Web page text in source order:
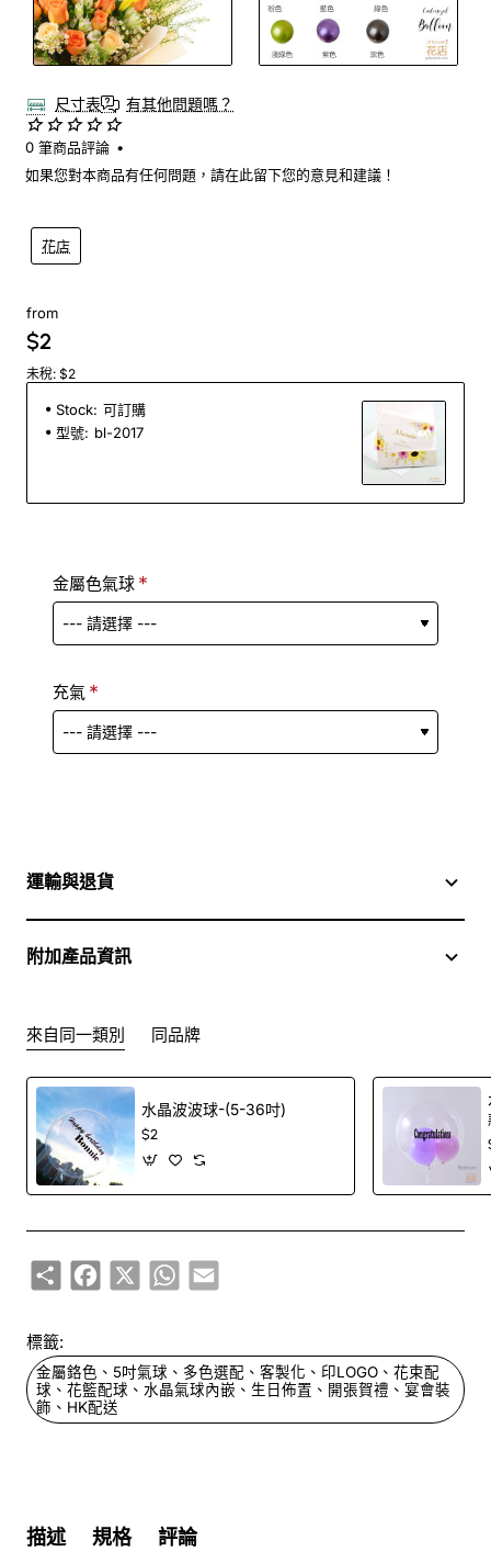
尺寸表 有其他問題嗎？
花店
0 筆商品評論 •
如果您對本商品有任何問題，請在此留下您的意見和建議！
from
$2
未稅: $2
Stock: 可訂購
型號: bl-2017
金屬色氣球
充氣
運輸與退貨
附加產品資訊
來自同一類別 同品牌
水晶波波球-(5-36吋)
$2
ShareFacebook
X WhatsApp
Email
標籤:
金屬鉻色、5吋氣球、多色選配、客製化、印LOGO、花束配
球、花籃配球、水晶氣球內嵌、生日佈置、開張賀禮、宴會裝
飾、HK配送
描述 規格 評論